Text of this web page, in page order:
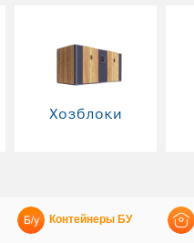
Хозблоки
Контейнеры БУ